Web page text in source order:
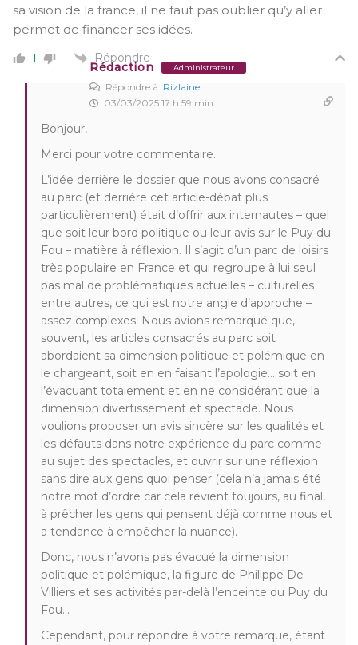
sa vision de la france, il ne faut pas oublier qu’y aller
permet de financer ses idées.
1 Répondre
Rédaction Administrateur
Répondre à Rizlaine
03/03/2025 17 h 59 min
Bonjour,
Merci pour votre commentaire.
L’idée derrière le dossier que nous avons consacré
au parc (et derrière cet article-débat plus
particulièrement) était d’offrir aux internautes – quel
que soit leur bord politique ou leur avis sur le Puy du
Fou – matière à réflexion. Il s’agit d’un parc de loisirs
très populaire en France et qui regroupe à lui seul
pas mal de problématiques actuelles – culturelles
entre autres, ce qui est notre angle d’approche –
assez complexes. Nous avions remarqué que,
souvent, les articles consacrés au parc soit
abordaient sa dimension politique et polémique en
le chargeant, soit en en faisant l’apologie… soit en
l’évacuant totalement et en ne considérant que la
dimension divertissement et spectacle. Nous
voulions proposer un avis sincère sur les qualités et
les défauts dans notre expérience du parc comme
au sujet des spectacles, et ouvrir sur une réflexion
sans dire aux gens quoi penser (cela n’a jamais été
notre mot d’ordre car cela revient toujours, au final,
à prêcher les gens qui pensent déjà comme nous et
a tendance à empêcher la nuance).
Donc, nous n’avons pas évacué la dimension
politique et polémique, la figure de Philippe De
Villiers et ses activités par-delà l’enceinte du Puy du
Fou…
Cependant, pour répondre à votre remarque, étant